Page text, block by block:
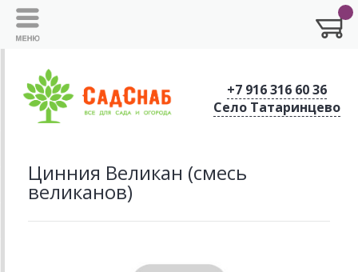
+7 916 316 60 36
Село Татаринцево
Цинния Великан (смесь
великанов)